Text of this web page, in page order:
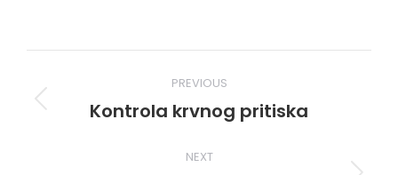
navigation
PREVIOUS
Previous
Kontrola krvnog pritiska
NEXT